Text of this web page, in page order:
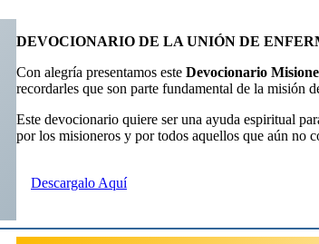
DEVOCIONARIO DE LA UNIÓN DE
Con alegría presentamos este Devocionario
recordarles que son parte fundamental de la misión
Este devocionario quiere ser una ayuda espiritual
por los misioneros y por todos aquellos que aún no
Descargalo Aquí